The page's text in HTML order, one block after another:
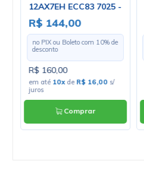
12AX7EH ECC83 7025 -
Electro-Harmonix
R$ 144,00
no PIX ou Boleto com 10% de
desconto
R$ 160,00
em até 10xde R$ 16,00 s/
juros
Comprar